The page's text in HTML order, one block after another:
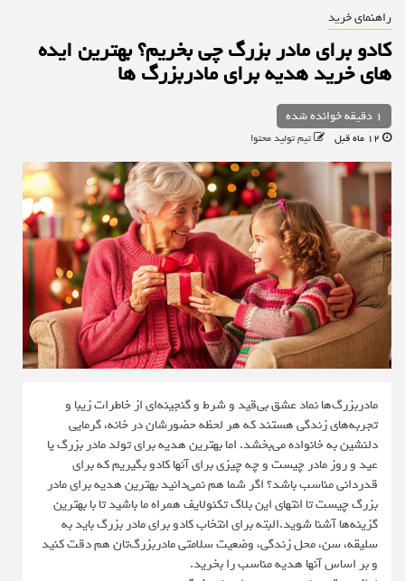
راهنمای خرید
کادو برای مادر بزرگ چی بخریم؟ بهترین ایده
های خرید هدیه برای مادربزرگ ها
1 دقیقه خوانده شده
تیم تولید محتوا
مادربزرگ‌ها نماد عشق بی‌قید و شرط و گنجینه‌ای از خاطرات زیبا و
تجربه‌های زندگی هستند که هر لحظه حضورشان در خانه، گرمایی
دلنشین به خانواده می‌بخشد. اما بهترین هدیه برای تولد مادر بزرگ یا
عید و روز مادر چیست و چه چیزی برای آنها کادو بگیریم که برای
قدردانی مناسب باشد؟ اگر شما هم نمی‌دانید بهترین هدیه برای مادر
بزرگ چیست تا انتهای این بلاگ تکنولایف همراه ما باشید تا با بهترین
گزینه‌ها آشنا شوید.البته برای انتخاب کادو برای مادر بزرگ باید به
سلیقه، سن، محل زندگی، وضعیت سلامتی مادربزرگ‌تان هم دقت کنید
و بر اساس آنها هدیه مناسب را بخرید.